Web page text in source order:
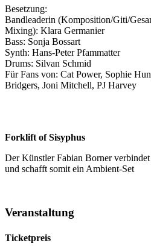
Besetzung:
Bandleaderin (Komposition/Giti/
Mixing): Klara Germanier
Bass: Sonja Bossart
Synth: Hans-Peter Pfammatter
Drums: Silvan Schmid
Für Fans von: Cat Power, Sophie
Bridgers, Joni Mitchell, PJ Harvey
Forklift of Sisyphus
Der Künstler Fabian Borner
und schafft somit ein Ambient-Set
Veranstaltung
Ticketpreis